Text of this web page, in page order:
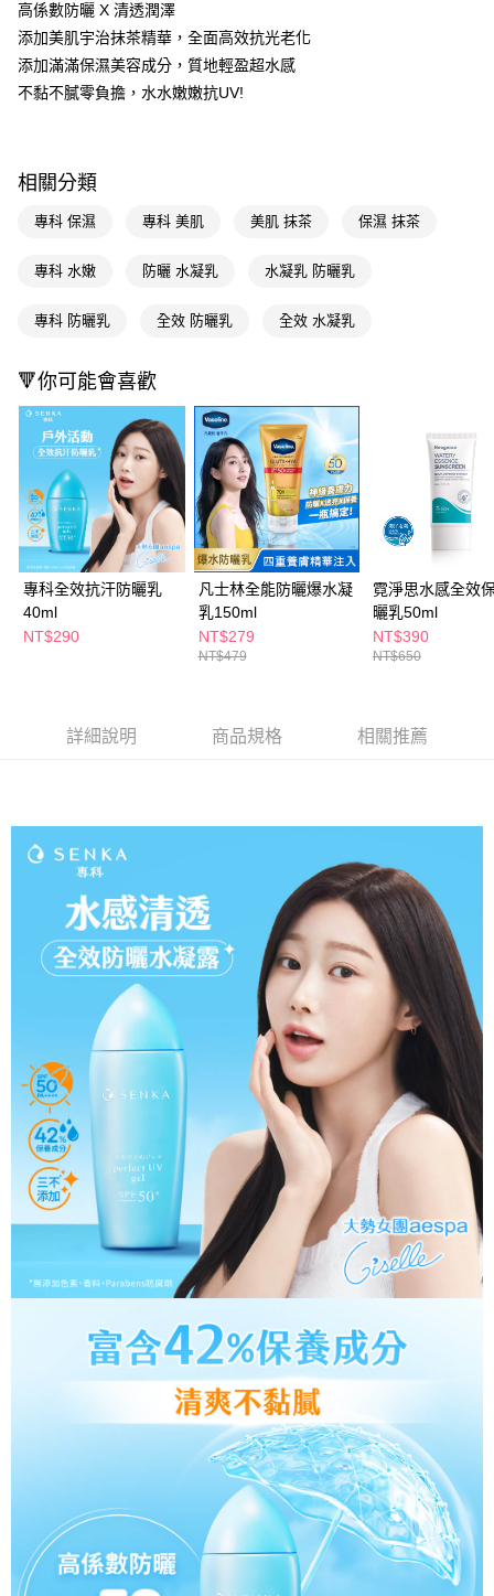
街口支付
悠遊付
Google Pay
【關於「AFTEE先享後付」】
便利好安心！
２．便利：只要手機號碼，簡訊認證，即可結帳。
【「AFTEE先享後付」結帳流程】
２．訂單成立數日內，您將收到繳費通知簡訊。
３．收到繳費通知簡訊後14天內，點擊此簡訊中的連結，可透過四大超商／
ATM／網路銀行／等多元方式進行付款，方視為交易完成。
※ 請注意：結帳手續完成當下不需立刻繳費，但若您需要取消訂單，請聯絡
購買商品的店家。未經商家同意取消之訂單仍視為有效，需透過AFTEE先享
後付繳納相關費用。
※ 交易是否成功請以「AFTEE先享後付 」之結帳頁面顯示為準，若有關於
是否繳費成功／繳費後需取消欲退款等相關疑問，請聯繫「AFTEE先享後付
客戶支援中心」
https://netprotections.freshdesk.com/support/home
【注意事項】
１．透過由恩沛科技股份有限公司提供之「AFTEE先享後付」服務完成之交
易，需依本服務之必要範圍內提供個人資料，並將交易相關給付款項請求債
權轉讓予恩沛科技股份有限公司。
２．關於個人資料處理事宜，請瀏覽以下網址：
「AFTEE先享後付」，若未經同意申辦者引起之損失，本公司不負相關責
５．嚴禁一人註冊多個帳號或使用他人資訊註冊。若發現惡意使用之情形，
恩沛科技股份有限公司將有權停止該用戶之使用額度並採取法律行動。
每筆NT$65，滿NT$390(含以上)免運費
每筆NT$65，滿NT$390(含以上)免運費
萊爾富取貨付款
每筆NT$65，滿NT$490(含以上)免運費
付款後萊爾富取貨
每筆NT$65，滿NT$490(含以上)免運費
7-11取貨付款
每筆NT$65，滿NT$490(含以上)免運費
付款後7-11取貨
每筆NT$100，滿NT$790(含以上)免運費
高係數防曬 X 清透潤澤
添加美肌宇治抹茶精華，全面高效抗光老化
添加滿滿保濕美容成分，質地輕盈超水感
不黏不膩零負擔，水水嫩嫩抗UV!
相關分類
專科 保濕 專科 美肌 美肌 抹茶 保濕 抹茶
專科 水嫩 防曬 水凝乳 水凝乳 防曬乳
專科 防曬乳 全效 防曬乳 全效 水凝乳
🔻你可能會喜歡
專科全效抗汗防曬乳
40ml
NT$290
凡士林全能防曬爆水凝
乳150ml
NT$279
NT$479
霓淨思水感全效
曬乳50ml
NT$390
NT$650
詳細說明 商品規格 相關推薦